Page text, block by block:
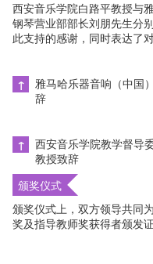
西安音乐学院白路平教授与
钢琴营业部部长刘朋先生分
此支持的感谢，同时表达了
↑
雅马哈乐器音响（中国
辞
↑
西安音乐学院教学督导
教授致辞
颁奖仪式
颁奖仪式上，双方领导共同
奖及指导教师奖获得者颁发